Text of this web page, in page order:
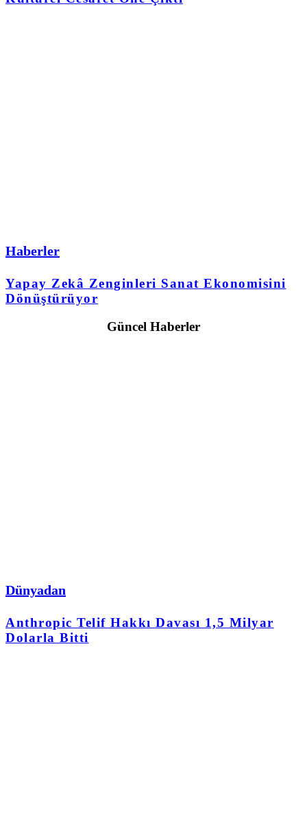
Haberler
Yapay Zekâ Zenginleri Sanat Ekonomisini
Dönüştürüyor
Güncel Haberler
Dünyadan
Anthropic Telif Hakkı Davası 1,5 Milyar
Dolarla Bitti